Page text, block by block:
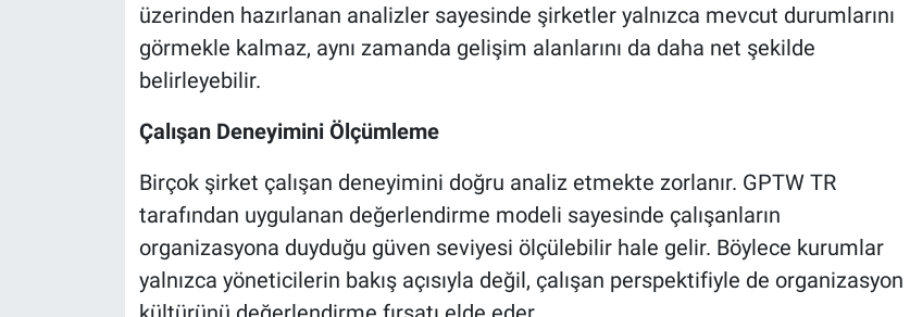
üzerinden hazırlanan analizler sayesinde şirketler yalnızca mevcut durumlarını
görmekle kalmaz, aynı zamanda gelişim alanlarını da daha net şekilde
belirleyebilir.
Çalışan Deneyimini Ölçümleme
Birçok şirket çalışan deneyimini doğru analiz etmekte zorlanır. GPTW TR
tarafından uygulanan değerlendirme modeli sayesinde çalışanların
organizasyona duyduğu güven seviyesi ölçülebilir hale gelir. Böylece kurumlar
yalnızca yöneticilerin bakış açısıyla değil, çalışan perspektifiyle de organizasyon